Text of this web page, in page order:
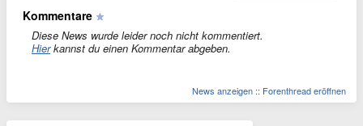
Kommentare
Diese News wurde leider noch nicht kommentiert.
Hierkannst du einen Kommentar abgeben.
News anzeigen :: Forenthread eröffnen